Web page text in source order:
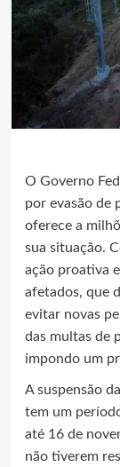
O Governo
por evasão de
oferece a
sua situação.
ação proativa
afetados, que
evitar novas
das multas de
impondo um
A suspensão
tem um
até 16 de
não tiverem